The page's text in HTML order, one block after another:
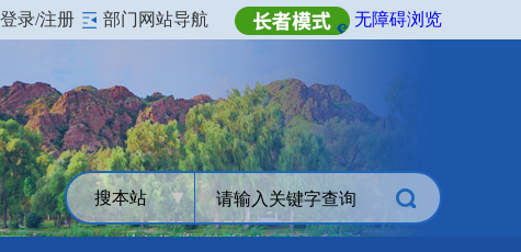
登录/注册 部门网站导航 无障碍浏览
搜本站